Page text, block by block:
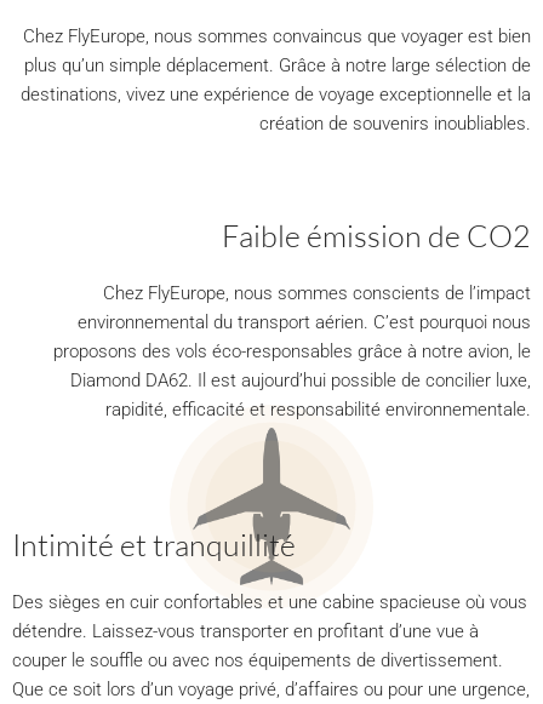
Chez FlyEurope, nous sommes convaincus que voyager est bien
plus qu’un simple déplacement. Grâce à notre large sélection de
destinations, vivez une expérience de voyage exceptionnelle et la
création de souvenirs inoubliables.
Faible émission de CO2
Chez FlyEurope, nous sommes conscients de l’impact
environnemental du transport aérien. C’est pourquoi nous
proposons des vols éco-responsables grâce à notre avion, le
Diamond DA62. Il est aujourd’hui possible de concilier luxe,
rapidité, efficacité et responsabilité environnementale.
Intimité et tranquillité
Des sièges en cuir confortables et une cabine spacieuse où vous
détendre. Laissez-vous transporter en profitant d’une vue à
couper le souffle ou avec nos équipements de divertissement.
Que ce soit lors d’un voyage privé, d’affaires ou pour une urgence,